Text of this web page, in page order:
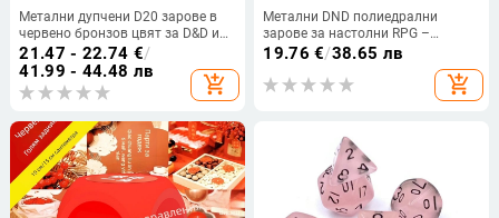
Метални дупчени D20 зарове в
червено бронзов цвят за D&D и
Ктулху TRPG
21.47 - 22.74 €/
41.99 - 44.48 лв
add_shopping_cart
Метални DND полиедрални
зарове за настолни RPG –
цинкова сплав, стил правоъгълен
ъгъл, 100 броя, персонализирани
19.76 €/38.65 лв
add_shopping_cart